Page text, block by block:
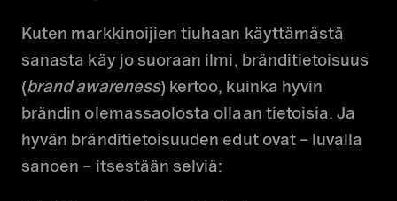
Kuten markkinoijien tiuhaan käyttämästä
sanasta käy jo suoraan ilmi, bränditietoisuus
(brand awareness) kertoo, kuinka hyvin
brändin olemassaolosta ollaan tietoisia. Ja
hyvän bränditietoisuuden edut ovat – luvalla
sanoen – itsestään selviä: